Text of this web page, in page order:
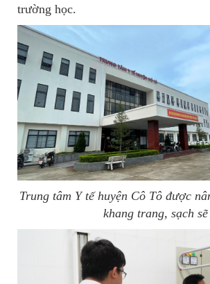
trường học.
Trung tâm Y tế huyện Cô Tô được
khang trang, sạch sẽ